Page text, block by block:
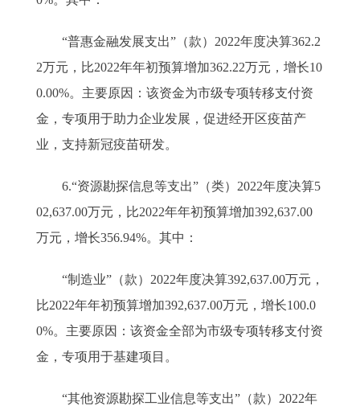
“普惠金融发展支出”（款）2022年度决算362.2
2万元，比2022年年初预算增加362.22万元，增长10
0.00%。主要原因：该资金为市级专项转移支付资
金，专项用于助力企业发展，促进经开区疫苗产
业，支持新冠疫苗研发。
6.“资源勘探信息等支出”（类）2022年度决算5
02,637.00万元，比2022年年初预算增加392,637.00
万元，增长356.94%。其中：
“制造业”（款）2022年度决算392,637.00万元，
比2022年年初预算增加392,637.00万元，增长100.0
0%。主要原因：该资金全部为市级专项转移支付资
金，专项用于基建项目。
“其他资源勘探工业信息等支出”（款）2022年